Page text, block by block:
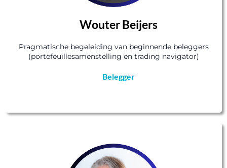
Wouter Beijers
Pragmatische begeleiding van beginnende beleggers
(portefeuillesamenstelling en trading navigator)
Belegger